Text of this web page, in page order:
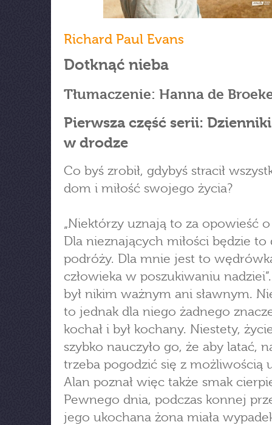
Richard Paul Evans
Dotknąć nieba
Tłumaczenie: Hanna de
Pierwsza część serii:
w drodze
Co byś zrobił, gdybyś stracił
dom i miłość swojego życia?
„Niektórzy uznają to za opowieść o
Dla nieznających miłości będzie to
podróży. Dla mnie jest to
człowieka w poszukiwaniu
był nikim ważnym ani sławnym.
to jednak dla niego żadnego
kochał i był kochany. Niestety,
szybko nauczyło go, że aby latać,
trzeba pogodzić się z możliwością
Alan poznał więc także smak
Pewnego dnia, podczas konnej
jego ukochana żona miała